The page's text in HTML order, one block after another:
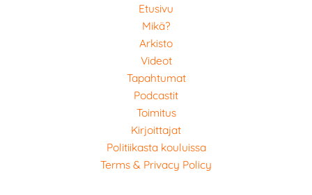
Etusivu
Mikä?
Arkisto
Videot
Tapahtumat
Podcastit
Toimitus
Kirjoittajat
Politiikasta kouluissa
Terms & Privacy Policy